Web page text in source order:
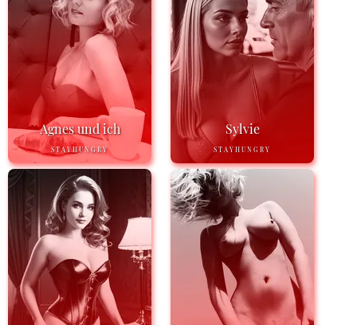
Agnes und ich
STAYHUNGRY
Sylvie
STAYHUNGRY